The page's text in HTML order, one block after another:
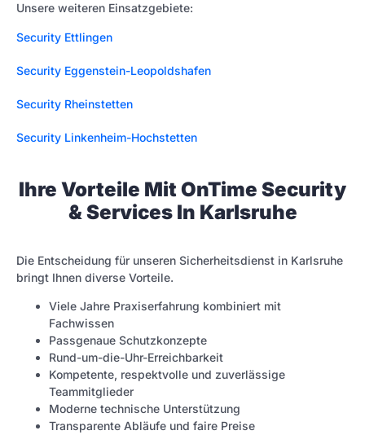
Unsere weiteren Einsatzgebiete:
Security Ettlingen
Security Eggenstein-Leopoldshafen
Security Rheinstetten
Security Linkenheim-Hochstetten
Ihre Vorteile Mit OnTime Security
& Services In Karlsruhe
Die Entscheidung für unseren Sicherheitsdienst in Karlsruhe
bringt Ihnen diverse Vorteile.
Viele Jahre Praxiserfahrung kombiniert mit
Fachwissen
Passgenaue Schutzkonzepte
Rund-um-die-Uhr-Erreichbarkeit
Kompetente, respektvolle und zuverlässige
Teammitglieder
Moderne technische Unterstützung
Transparente Abläufe und faire Preise